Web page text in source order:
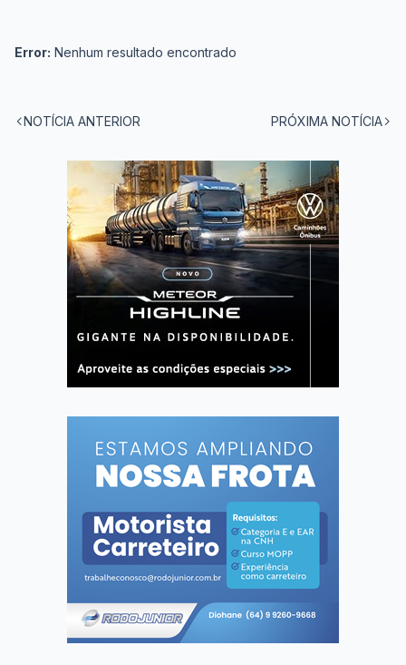
Error: Nenhum resultado encontrado
NOTÍCIA ANTERIOR PRÓXIMA NOTÍCIA